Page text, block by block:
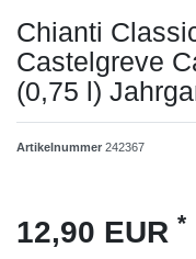
Chianti
Castelgreve
(0,75 l)
Artikelnummer 242367
12,90 EUR *